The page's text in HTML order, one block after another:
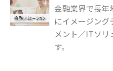
金融業界で長年
にイメージング
メント／ITソリ
す。